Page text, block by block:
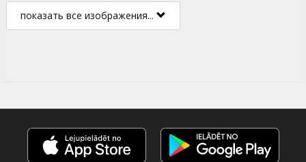
показать все изображения...